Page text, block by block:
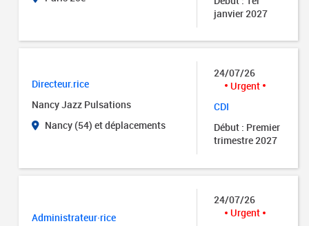
janvier 2027
Directeur.rice
Nancy Jazz Pulsations
Nancy (54) et déplacements
24/07/26
Urgent
CDI
Début : Premier
trimestre 2027
Administrateur·rice
24/07/26
Urgent